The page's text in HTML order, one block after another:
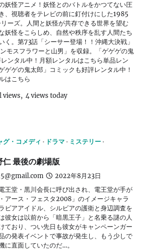
妖怪アニメ！妖怪とのバトルをかつてない圧
、視聴者をテレビの前に釘付けにした1985
ーズ。人間と妖怪が共存できる世界を望む
妖怪をこらしめ、自然や秩序を乱す人間たち
く。第73話「シーサー登場！！沖縄大決戦」
モスフラワーと山男」を収録。「ゲゲゲの鬼
ンタル中！月額レンタルはこちら単品レン
ゲゲの鬼太郎」コミックも好評レンタル中！
はこちら
views, 4 views today
グ・コメディ ドラマ
ミステリー
最後の劇場版
2022年8月23日
王堂・黒川会長に呼び出され、電王堂が手が
アース・フェスタ2008」のイメージキャラ
ビアアイドル、シルビアの護衛と身辺調査を
彼女は以前から「暗黒王子」と名乗る謎の人
ており、つい先日も彼女がキャンペーンガー
の発表イベントで事故が発生し、もう少しで
に直面していたのだ…。